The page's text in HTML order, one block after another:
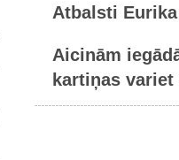
Atbalsti
Aicinām
kartiņas variet